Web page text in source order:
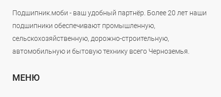
Подшипник.моби - ваш удобный партнёр. Более 20 лет наши
подшипники обеспечивают промышленную,
сельскохозяйственную, дорожно-строительную,
автомобильную и бытовую технику всего Черноземья.
МЕНЮ